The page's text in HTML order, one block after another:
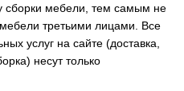
сборки мебели, тем самым не
мебели третьими лицами. Все
услуг на сайте (доставка,
несут только